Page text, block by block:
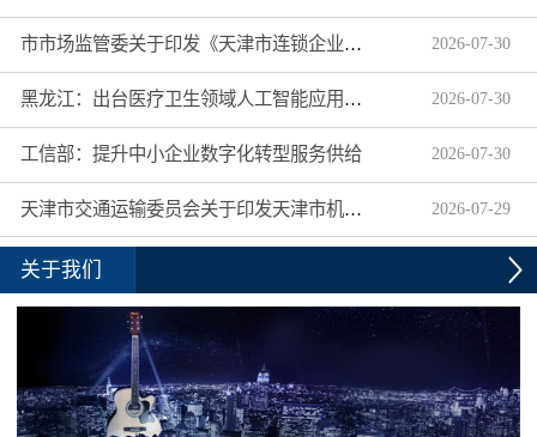
市市场监管委关于印发《天津市连锁企业食品经营许可“先证后核”信用承诺审批实施办法》的通知 2026-07-30
黑龙江：出台医疗卫生领域人工智能应用工作实施方案 2026-07-30
工信部：提升中小企业数字化转型服务供给 2026-07-30
天津市交通运输委员会关于印发天津市机动车驾驶员培训机构及教练员综合信用评价管理办法的通知 2026-07-29
关于我们